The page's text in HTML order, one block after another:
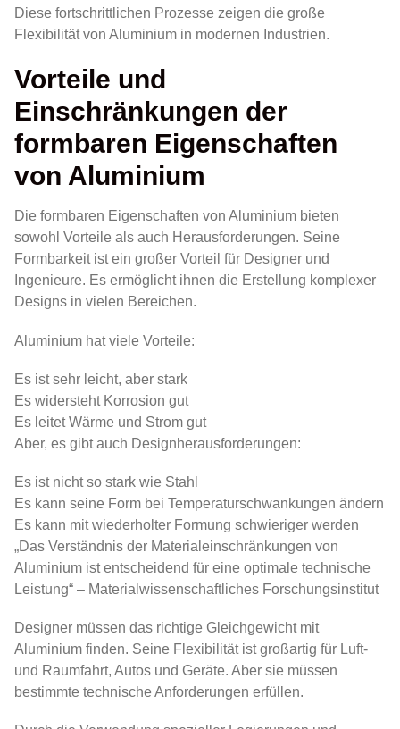
Diese fortschrittlichen Prozesse zeigen die große
Flexibilität von Aluminium in modernen Industrien.
Vorteile und
Einschränkungen der
formbaren Eigenschaften
von Aluminium
Die formbaren Eigenschaften von Aluminium bieten
sowohl Vorteile als auch Herausforderungen. Seine
Formbarkeit ist ein großer Vorteil für Designer und
Ingenieure. Es ermöglicht ihnen die Erstellung komplexer
Designs in vielen Bereichen.
Aluminium hat viele Vorteile:
Es ist sehr leicht, aber stark
Es widersteht Korrosion gut
Es leitet Wärme und Strom gut
Aber, es gibt auch Designherausforderungen:
Es ist nicht so stark wie Stahl
Es kann seine Form bei Temperaturschwankungen ändern
Es kann mit wiederholter Formung schwieriger werden
„Das Verständnis der Materialeinschränkungen von
Aluminium ist entscheidend für eine optimale technische
Leistung“ – Materialwissenschaftliches Forschungsinstitut
Designer müssen das richtige Gleichgewicht mit
Aluminium finden. Seine Flexibilität ist großartig für Luft-
und Raumfahrt, Autos und Geräte. Aber sie müssen
bestimmte technische Anforderungen erfüllen.